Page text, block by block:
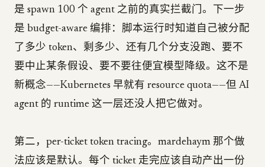
是 spawn 100 个 agent 之前的真实拦截门。下一步
是 budget-aware 编排：脚本运行时知道自己被分配
了多少 token、剩多少、还有几个分支没跑、要不
要中止某条假设、要不要往便宜模型降级。这不是
新概念——Kubernetes 早就有 resource quota——但 AI
agent 的 runtime 这一层还没人把它做对。
第二，per-ticket token tracing。mardehaym 那个做
法应该是默认。每个 ticket 走完应该自动产出一份